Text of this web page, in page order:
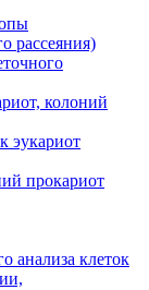
рассеяния)
колоний
эукариот
прокариот
анализа клеток